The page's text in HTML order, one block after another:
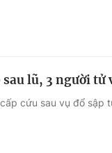
lũ, 3 người tử
cứu sau vụ đổ sập